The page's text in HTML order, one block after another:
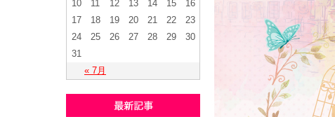
« 7月
10
11 12 13 14 15
16
17
18 19 20 21 22
23
24
25 26 27 28 29
30
31